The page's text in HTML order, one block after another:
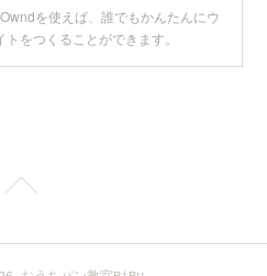
を使えば、誰でもかんたんにウ
トをつくることができます。